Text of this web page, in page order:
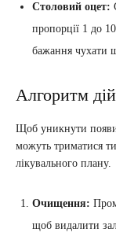
Столовий оцет:
пропорції 1 до
бажання чухати
Алгоритм
Щоб уникнути появи
можуть триматися
лікувального плану.
Очищення:
щоб видалити